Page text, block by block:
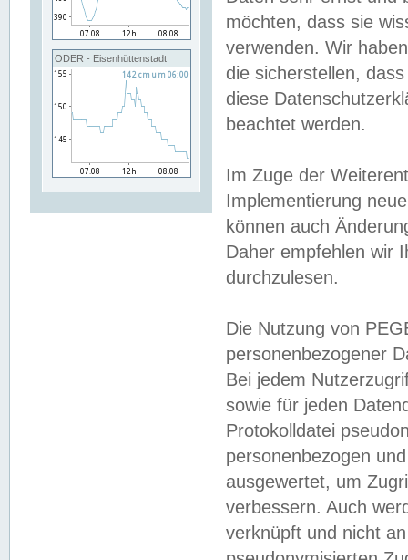
ODER - Eisenhüttenstadt
möchten, dass sie
verwenden. Wir
die sicherstellen,
diese
beachtet werden.
Im Zuge der
Implementierung
können auch
Daher empfehlen wir
durchzulesen.
Die Nutzung von
personenbezogener
Bei jedem
sowie für jeden
Protokolldatei
personenbezogen
ausgewertet, um
verbessern. Auch
verknüpft und nicht